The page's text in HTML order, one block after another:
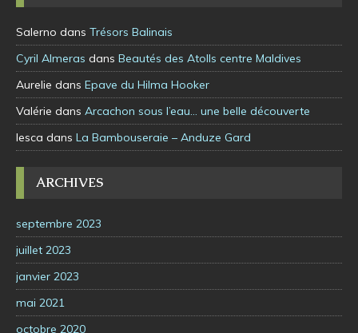
Salerno dans Trésors Balinais
Cyril Almeras dans Beautés des Atolls centre Maldives
Aurelie dans Epave du Hilma Hooker
Valérie dans Arcachon sous l’eau… une belle découverte
lesca dans La Bambouseraie – Anduze Gard
ARCHIVES
septembre 2023
juillet 2023
janvier 2023
mai 2021
octobre 2020